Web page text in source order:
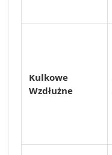
Kulkowe
Wzdłużne